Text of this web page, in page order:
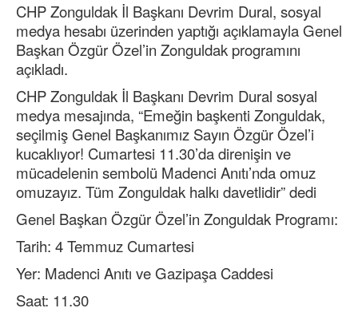
CHP Zonguldak İl Başkanı Devrim Dural, sosyal
medya hesabı üzerinden yaptığı açıklamayla Genel
Başkan Özgür Özel’in Zonguldak programını
açıkladı.
CHP Zonguldak İl Başkanı Devrim Dural sosyal
medya mesajında, “Emeğin başkenti Zonguldak,
seçilmiş Genel Başkanımız Sayın Özgür Özel’i
kucaklıyor! Cumartesi 11.30’da direnişin ve
mücadelenin sembolü Madenci Anıtı’nda omuz
omuzayız. Tüm Zonguldak halkı davetlidir” dedi
Genel Başkan Özgür Özel’in Zonguldak Programı:
Tarih: 4 Temmuz Cumartesi
Yer: Madenci Anıtı ve Gazipaşa Caddesi
Saat: 11.30